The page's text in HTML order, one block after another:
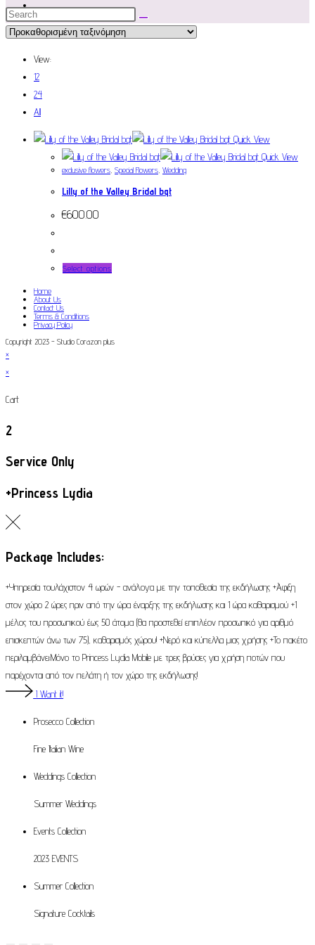
View:
12
24
All
Quick View
Quick View
exclusive flowers, Special Flowers, Wedding
Lilly of the Valley Bridal bqt
€600.00
Select options
Home
About Us
Contact Us
Terms & Conditions
Privacy Policy
Copyright 2023 - Studio Corazon plus
×
×
Cart
2
Service Only
+Princess Lydia
Package Includes:
+Υπηρεσία τουλάχιστον 4 ωρών - ανάλογα με την τοποθεσία της εκδήλωσης +Άφιξη
στον χώρο 2 ώρες πριν από την ώρα έναρξης της εκδήλωσης και 1 ώρα καθαρισμού +1
μέλος του προσωπικού έως 50 άτομα (θα προστεθεί επιπλέον προσωπικό για αριθμό
επισκεπτών άνω των 75), καθαρισμός χώρου! +Νερό και κύπελλα μιας χρήσης +Το πακέτο
περιλαμβάνει:Μόνο το Princess Lydia Mobile με τρεις βρύσες για χρήση ποτών που
παρέχονται από τον πελάτη ή τον χώρο της εκδήλωσης!
I Want it!
Prosecco Collection
Fine Italian Wine
Weddings Collection
Summer Weddings
Events Collection
2023 EVENTS
Summer Collection
Signature Cocktails